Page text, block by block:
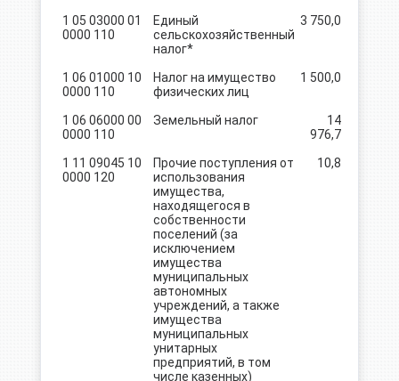
1 05 03000 01
0000 110
Единый
сельскохозяйственный
налог*
3 750,0
1 06 01000 10
0000 110
Налог на имущество
физических лиц
1 500,0
1 06 06000 00
0000 110
Земельный налог
14
976,7
1 11 09045 10
0000 120
Прочие поступления от
использования
имущества,
находящегося в
собственности
поселений (за
исключением
имущества
муниципальных
автономных
учреждений, а также
имущества
муниципальных
унитарных
предприятий, в том
числе казенных)
10,8